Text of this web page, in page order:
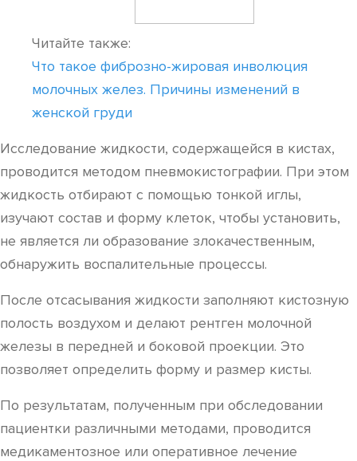
Читайте также:
Что такое фиброзно-жировая инволюция
молочных желез. Причины изменений в
женской груди
Исследование жидкости, содержащейся в кистах,
проводится методом пневмокистографии. При этом
жидкость отбирают с помощью тонкой иглы,
изучают состав и форму клеток, чтобы установить,
не является ли образование злокачественным,
обнаружить воспалительные процессы.
После отсасывания жидкости заполняют кистозную
полость воздухом и делают рентген молочной
железы в передней и боковой проекции. Это
позволяет определить форму и размер кисты.
По результатам, полученным при обследовании
пациентки различными методами, проводится
медикаментозное или оперативное лечение